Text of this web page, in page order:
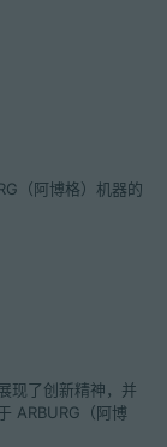
（阿博格）机器的
现了创新精神，并
ARBURG（阿博